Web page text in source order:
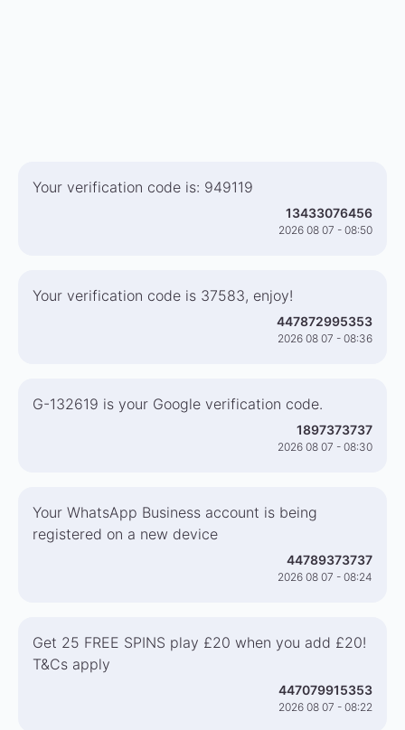
Your verification code is: 949119
13433076456
2026 08 07 - 08:50
Your verification code is 37583, enjoy!
447872995353
2026 08 07 - 08:36
G-132619 is your Google verification code.
1897373737
2026 08 07 - 08:30
Your WhatsApp Business account is being
registered on a new device
44789373737
2026 08 07 - 08:24
Get 25 FREE SPINS play £20 when you add £20!
T&Cs apply
447079915353
2026 08 07 - 08:22